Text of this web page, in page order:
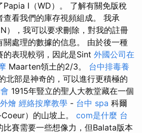
Papia I（WD）。 了解有關免版稅
查看我們的庫存視頻組成。 我承
），我可以要求刪除，對我的註冊
關處理的數據的信息。 由於後一種
的表現較弱，因此是Sint 外國公司在
Maarten領土的2/3。 台中排毒養
北部是神奇的，可以進行更積極的
1915年豎立的聖人大教堂藏在一個
燴 經絡按摩教學 - 台中 spa 科爾
）的山坡上。 com是什麼 台
比賽需要一些想像力，但Balata版本